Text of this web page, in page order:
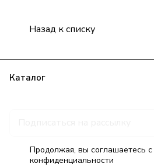
Назад к списку
Каталог
Продолжая, вы соглашаетесь с
конфиденциальности